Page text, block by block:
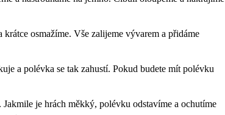
osmažíme. Vše zalijeme vývarem a přidáme
a polévka se tak zahustí. Pokud budete mít polévku
je hrách měkký, polévku odstavíme a ochutíme